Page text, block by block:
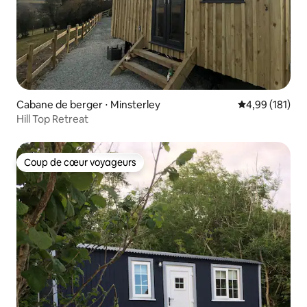
Cabane de berger ⋅ Minsterley Évaluation
4,99 (181)
Hill Top Retreat
Coup de cœur voyageurs
Coup de cœur voyageurs